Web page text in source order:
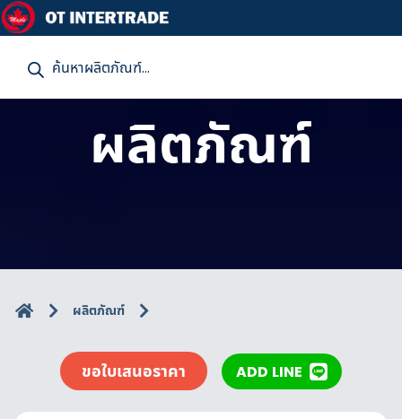
d
ผลิตภัณฑ์
ผลิตภัณฑ์
ขอใบเสนอราคา ADD LINE